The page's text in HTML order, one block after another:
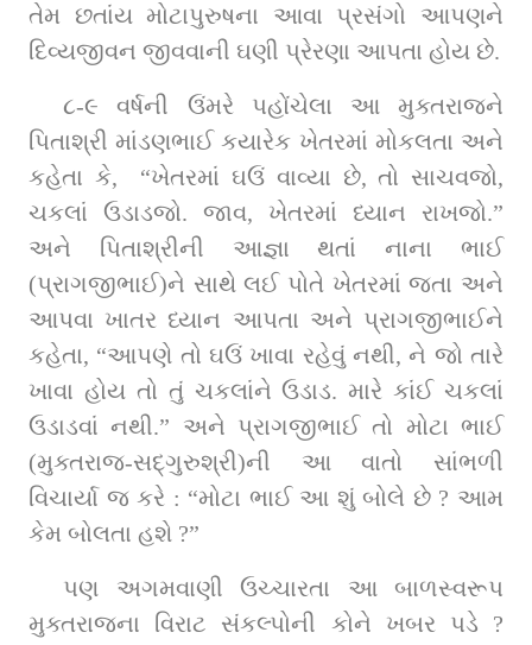
તેમ છતાંય મોટાપુરુષના આવા પ્રસંગો આપણને
૮-૯ વર્ષની ઉંમરે પહોંચેલા આ મુક્તરાજને
પિતાશ્રી માંડણભાઈ કયારેક ખેતરમાં મોકલતા અને
કહેતા કે,  “ખેતરમાં ઘઉં વાવ્યા છે, તો સાચવજો,
ચકલાં ઉડાડજો. જાવ, ખેતરમાં ધ્યાન રાખજો.”
અને પિતાશ્રીની આજ્ઞા થતાં નાના ભાઈ
(પ્રાગજીભાઈ)ને સાથે લઈ પોતે ખેતરમાં જતા અને
આપવા ખાતર ધ્યાન આપતા અને પ્રાગજીભાઈને
કહેતા, “આપણે તો ઘઉં ખાવા રહેવું નથી, ને જો તારે
ખાવા હોય તો તું ચકલાંને ઉડાડ. મારે કાંઈ ચકલાં
ઉડાડવાં નથી.” અને પ્રાગજીભાઈ તો મોટા ભાઈ
(મુક્તરાજ-સદ્‌ગુરુશ્રી)ની આ વાતો સાંભળી
વિચાર્યા જ કરે : “મોટા ભાઈ આ શું બોલે છે ? આમ
કેમ બોલતા હશે ?”
પણ અગમવાણી ઉચ્ચારતા આ બાળસ્વરૂપ
મુક્તરાજના વિરાટ સંકલ્પોની કોને ખબર પડે ?